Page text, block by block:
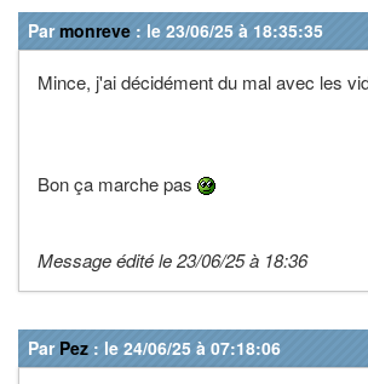
Parmonreve : le 23/06/25 à 18:35:35
Mince, j'ai décidément du mal avec les
Bon ça marche pas
Message édité le 23/06/25 à 18:36
Par Pez : le 24/06/25 à 07:18:06